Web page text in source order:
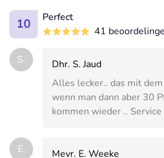
10
Perfect
41
S.
Dhr. S. Jaud
Alles lecker.. das mit
wenn man dann aber 30
kommen wieder .. Service
E. Mevr. E. Weeke